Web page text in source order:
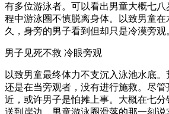
有多位游泳者。可以看出男童大概七
程中游泳圈不慎脱离身体。以致男童
久，身旁的男子看到但却只是冷漠旁观
男子见死不救 冷眼旁观
以致男童最终体力不支沉入泳池水底
还是在当旁观者，没有进行施救。尽
近，或许男子是怕摊上事。大概在七
送到岸边。男童游泳圈滑落的那一刻